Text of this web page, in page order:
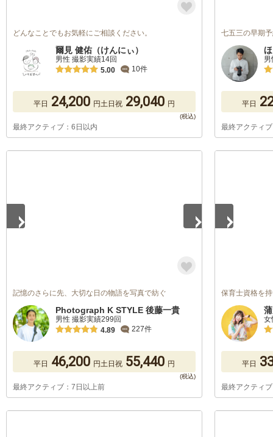
どんなことでもお気軽にご相談ください。
爾見 健佑（けんにぃ）
男性 撮影実績14回
5.00
10件
平日 24,200 円土日祝 29,040 円
最終アクティブ：6日以内
七五三の早期
平日
最終アクティ
記憶のさらに先、大切な日の物語を写真で紡ぐ
Photograph K STYLE 後藤一貴
男性 撮影実績299回
4.89
227件
平日 46,200 円土日祝 55,440 円
最終アクティブ：7日以上前
保育士資格を
女
平日
最終アクティ